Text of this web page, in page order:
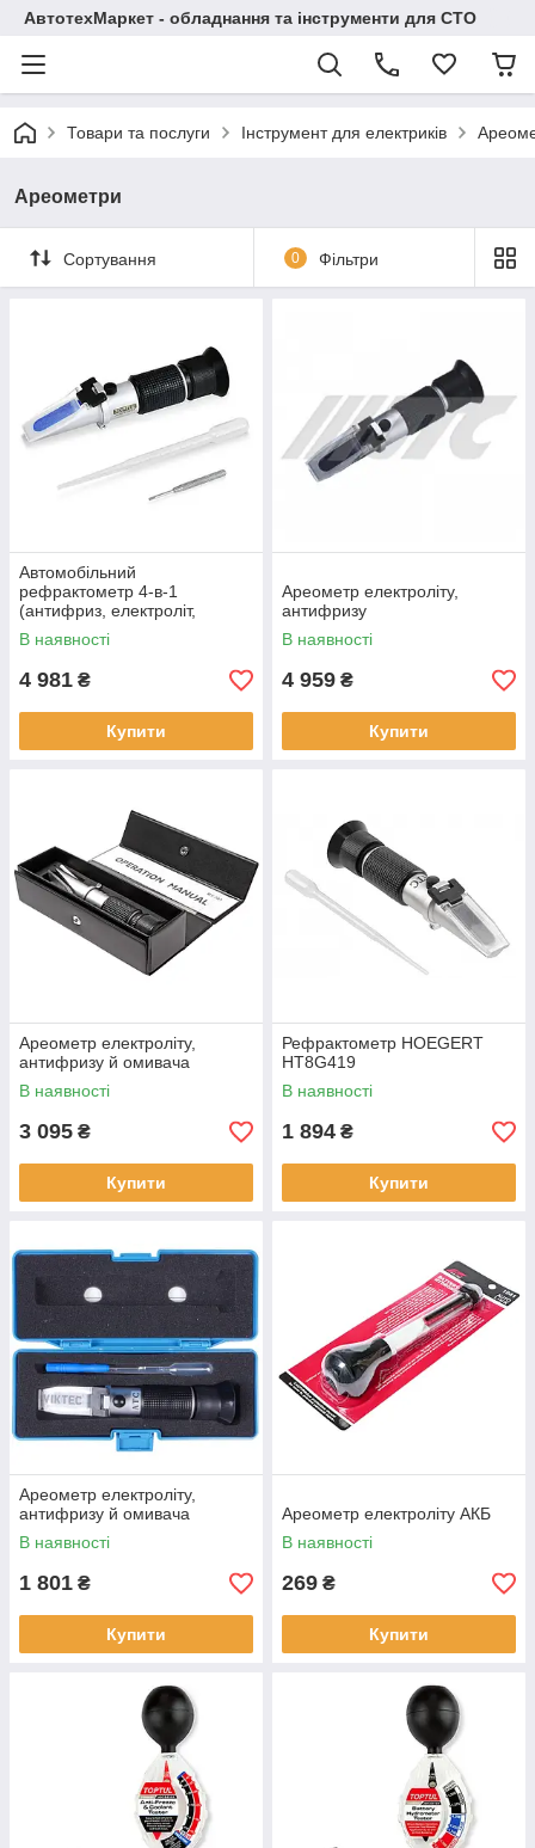
АвтотехМаркет - обладнання та інструменти для СТО
Товари та послуги Інструмент для електриків
Ареометри
Сортування 0 Фільтри
Автомобільний
рефрактометр 4-в-1
(антифриз, електроліт,
омивач, adblue) TOPTUL
JDCT0101
В наявності
4 981 ₴
Купити
Ареометр електроліту,
антифризу
В наявності
4 959 ₴
Купити
Ареометр електроліту,
антифризу й омивача
В наявності
3 095 ₴
Купити
Рефрактометр HOEGERT
HT8G419
В наявності
1 894 ₴
Купити
Ареометр електроліту,
антифризу й омивача
В наявності
1 801 ₴
Купити
Ареометр електроліту АКБ
В наявності
269 ₴
Купити